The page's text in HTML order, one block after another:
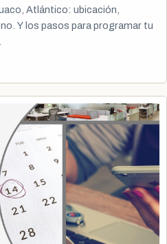
Atlántico: ubicación,
Y los pasos para programar tu